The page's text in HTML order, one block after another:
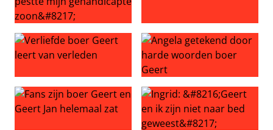
Ex-vriendin: ‘Boer Geert pestte mijn gehandicapte zoon’
Met deze vrouw wil boer
Verliefde boer Geert leert van verledenAngela getekend door